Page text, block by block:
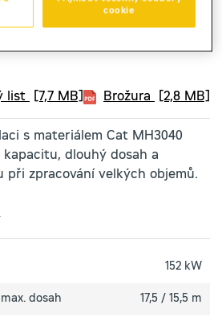
kolové rýpadlo pro manipulaci
Cat MH3040
list [7,7 MB] Brožura [2,8 MB]
s materiálem Cat MH3040
dlouhý dosah a
při zpracování velkých objemů.
152 kW
dosah 17,5 / 15,5 m
cookie